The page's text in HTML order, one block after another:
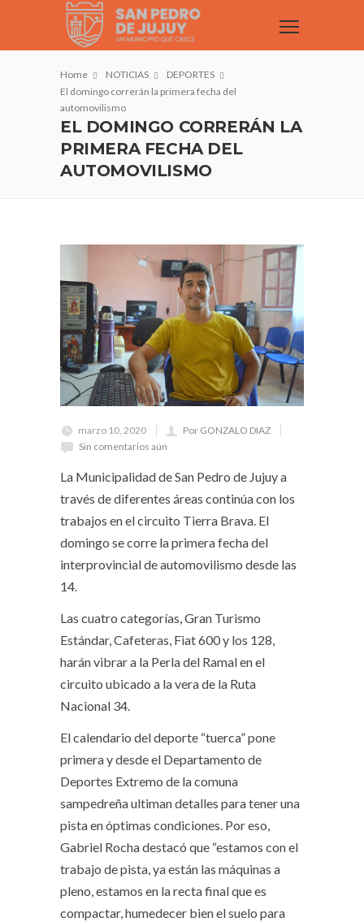
Home NOTICIAS
DEPORTES
El domingo correrán la primera fecha del
automovilismo
EL DOMINGO CORRERÁN LA
PRIMERA FECHA DEL
AUTOMOVILISMO
marzo 10, 2020
Por GONZALO DIAZ
Sin comentarios aún
La Municipalidad de San Pedro de Jujuy a
través de diferentes áreas continúa con los
trabajos en el circuito Tierra Brava. El
domingo se corre la primera fecha del
interprovincial de automovilismo desde las
14.
Las cuatro categorías, Gran Turismo
Estándar, Cafeteras, Fiat 600 y los 128,
harán vibrar a la Perla del Ramal en el
circuito ubicado a la vera de la Ruta
Nacional 34.
El calendario del deporte “tuerca” pone
primera y desde el Departamento de
Deportes Extremo de la comuna
sampedreña ultiman detalles para tener una
pista en óptimas condiciones. Por eso,
Gabriel Rocha destacó que “estamos con el
trabajo de pista, ya están las máquinas a
pleno, estamos en la recta final que es
compactar, humedecer bien el suelo para